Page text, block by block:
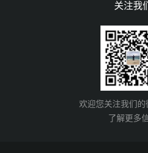
关注我们
欢迎您关注我们的
了解更多